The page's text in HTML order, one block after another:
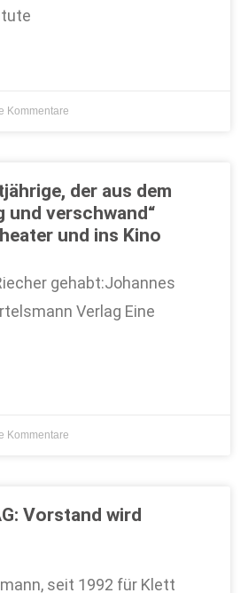
Kommentare
der aus dem
und verschwand“
und ins Kino
gehabt:Johannes
Verlag Eine
Kommentare
Vorstand wird
seit 1992 für Klett